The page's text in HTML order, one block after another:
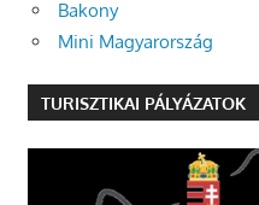
Bakony
Mini Magyarország
TURISZTIKAI PÁLYÁZATOK